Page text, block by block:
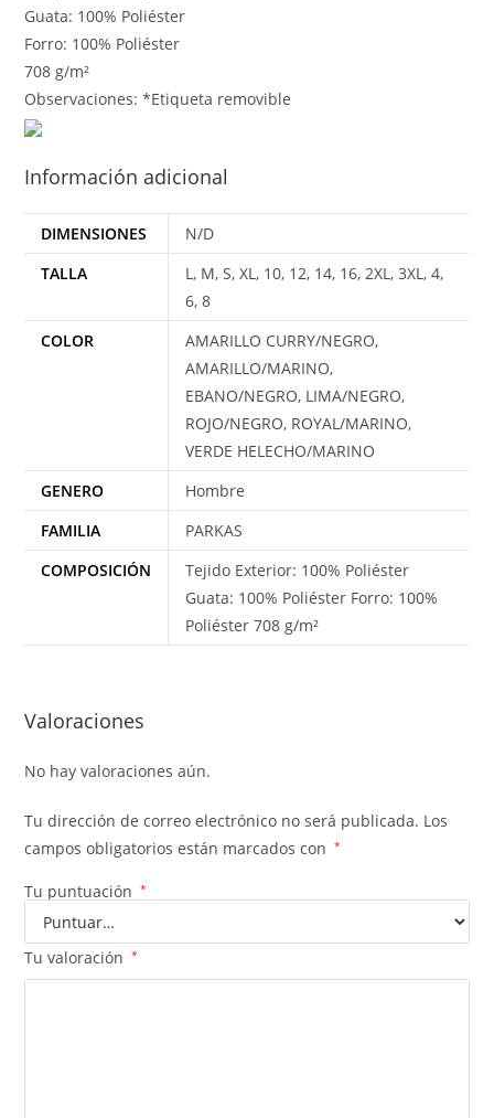
Guata: 100% Poliéster
Forro: 100% Poliéster
708 g/m²
Observaciones: *Etiqueta removible
Información adicional
DIMENSIONES
N/D
TALLA
L, M, S, XL, 10, 12, 14, 16, 2XL, 3XL, 4,
6, 8
COLOR
AMARILLO CURRY/NEGRO,
AMARILLO/MARINO,
EBANO/NEGRO, LIMA/NEGRO,
ROJO/NEGRO, ROYAL/MARINO,
VERDE HELECHO/MARINO
GENERO
Hombre
FAMILIA
PARKAS
COMPOSICIÓN
Tejido Exterior: 100% Poliéster
Guata: 100% Poliéster Forro: 100%
Poliéster 708 g/m²
Valoraciones
No hay valoraciones aún.
Tu dirección de correo electrónico no será publicada. Los
campos obligatorios están marcados con
*
Tu puntuación *
Tu valoración *